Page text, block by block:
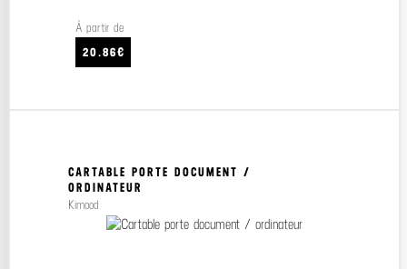
À partir de
20.86€
CARTABLE PORTE DOCUMENT /
ORDINATEUR
Kimood